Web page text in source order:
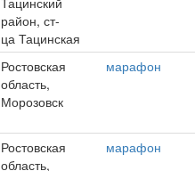
район, ст-
ца Тацинская
Ростовская
область,
Морозовск
марафон
Ростовская
область,
марафон